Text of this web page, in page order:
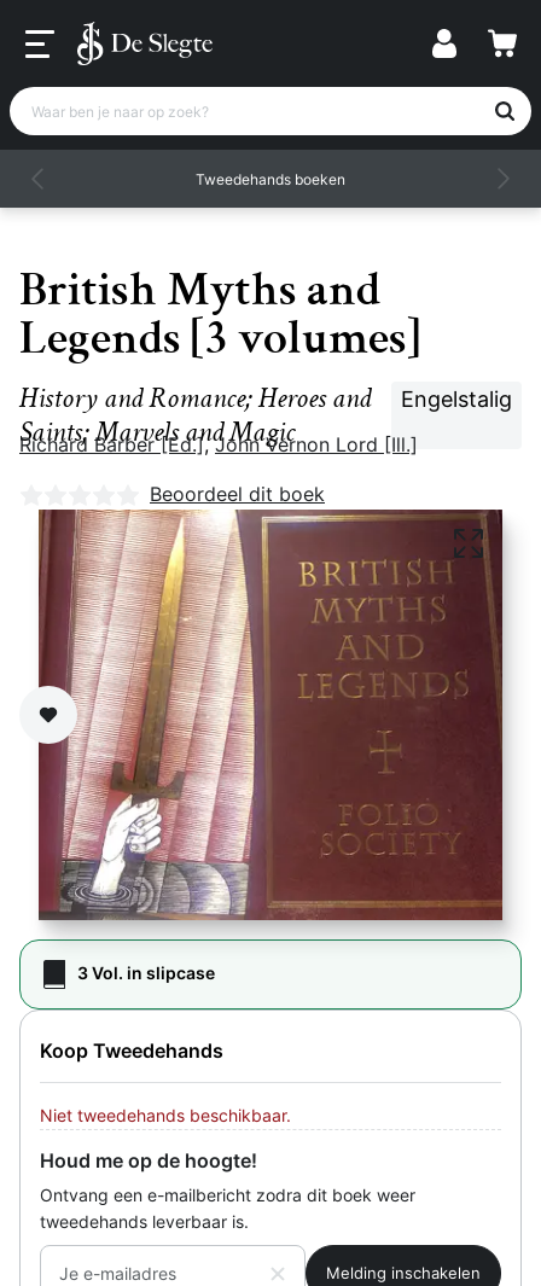
Waar ben je naar op zoek?
Tweedehands boeken
British Myths and
Legends [3 volumes]
History and Romance; Heroes and
Saints; Marvels and Magic
Engelstalig
Richard Barber [Ed.],John Vernon Lord [Ill.]
Nog geen beoordelingen
Beoordeel dit boek
Zet op verlanglijst
3 Vol. in slipcase
Koop Tweedehands
Niet tweedehands beschikbaar.
Houd me op de hoogte!
Ontvang een e-mailbericht zodra dit boek weer
tweedehands leverbaar is.
Je e-mailadres